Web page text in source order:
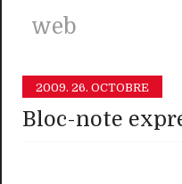
web
2009. 26. OCTOBRE
Bloc-note